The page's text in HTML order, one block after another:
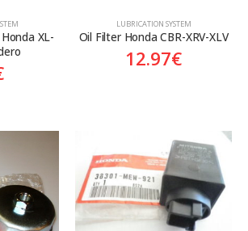
XL-
LUBRICATION SYSTEM
Oil Filter Honda CBR-XRV-XLV
12.97€